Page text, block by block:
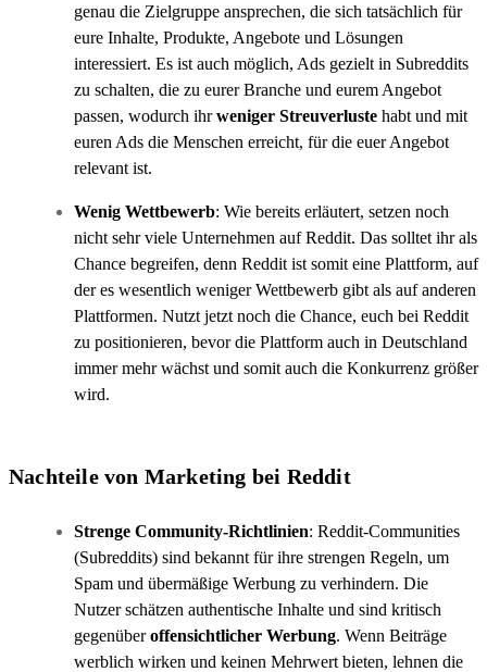
genau die Zielgruppe ansprechen, die sich tatsächlich für
eure Inhalte, Produkte, Angebote und Lösungen
interessiert. Es ist auch möglich, Ads gezielt in Subreddits
zu schalten, die zu eurer Branche und eurem Angebot
passen, wodurch ihrweniger Streuverluste habt und mit
euren Ads die Menschen erreicht, für die euer Angebot
relevant ist.
Wenig Wettbewerb: Wie bereits erläutert, setzen noch
nicht sehr viele Unternehmen auf Reddit. Das solltet ihr als
Chance begreifen, denn Reddit ist somit eine Plattform, auf
der es wesentlich weniger Wettbewerb gibt als auf anderen
Plattformen. Nutzt jetzt noch die Chance, euch bei Reddit
zu positionieren, bevor die Plattform auch in Deutschland
immer mehr wächst und somit auch die Konkurrenz größer
wird.
Nachteile von Marketing bei Reddit
Strenge Community-Richtlinien: Reddit-Communities
(Subreddits) sind bekannt für ihre strengen Regeln, um
Spam und übermäßige Werbung zu verhindern. Die
Nutzer schätzen authentische Inhalte und sind kritisch
gegenüberoffensichtlicher Werbung. Wenn Beiträge
werblich wirken und keinen Mehrwert bieten, lehnen die